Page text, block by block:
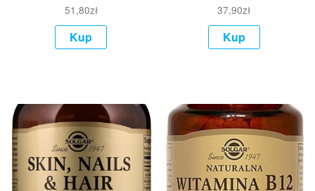
51,80zł
Kup
37,90zł
Kup